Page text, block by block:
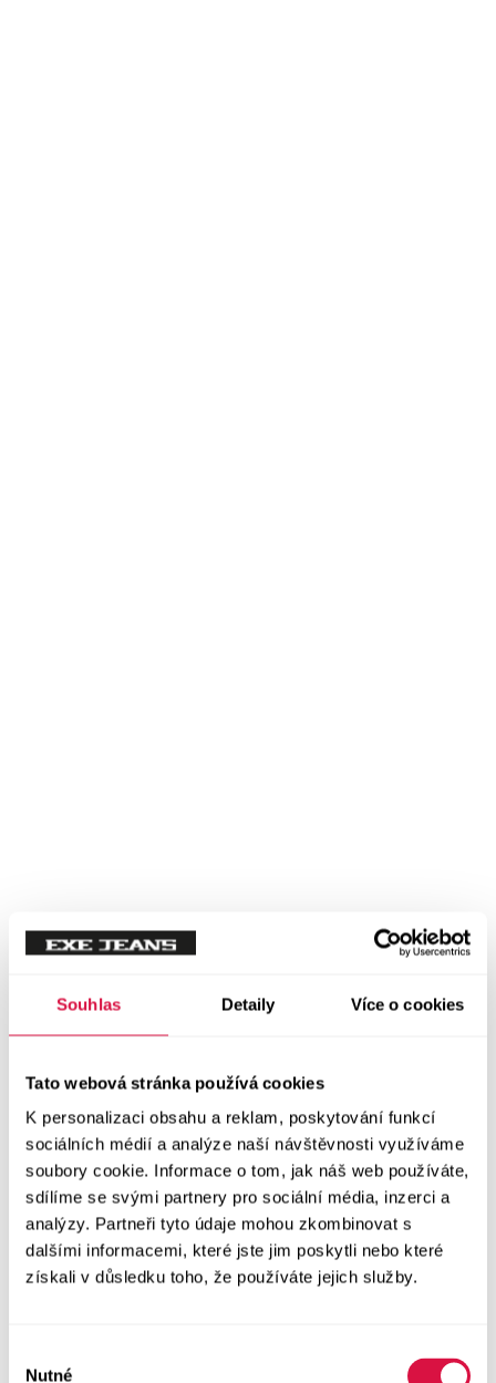
Souhlas Detaily Více o cookies
Tato webová stránka používá cookies
K personalizaci obsahu a reklam, poskytování funkcí
sociálních médií a analýze naší návštěvnosti využíváme
soubory cookie. Informace o tom, jak náš web používáte,
sdílíme se svými partnery pro sociální média, inzerci a
analýzy. Partneři tyto údaje mohou zkombinovat s
dalšími informacemi, které jste jim poskytli nebo které
získali v důsledku toho, že používáte jejich služby.
Nutné